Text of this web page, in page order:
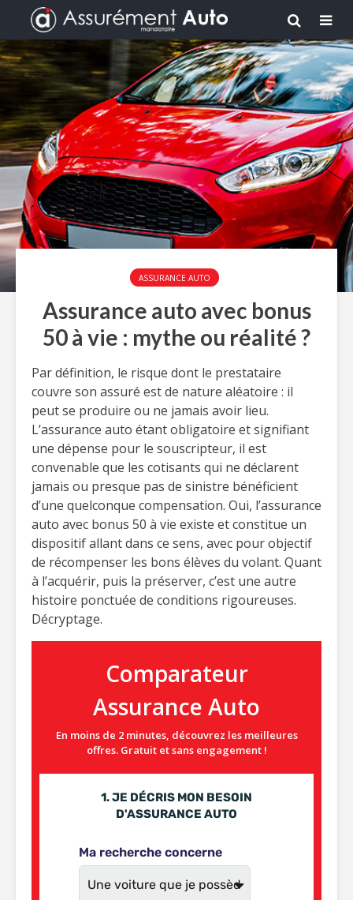
ASSURANCE AUTO
Assurance auto avec bonus
50 à vie : mythe ou réalité ?
Par définition, le risque dont le prestataire
couvre son assuré est de nature aléatoire : il
peut se produire ou ne jamais avoir lieu.
L’assurance auto étant obligatoire et signifiant
une dépense pour le souscripteur, il est
convenable que les cotisants qui ne déclarent
jamais ou presque pas de sinistre bénéficient
d’une quelconque compensation. Oui, l’assurance
auto avec bonus 50 à vie existe et constitue un
dispositif allant dans ce sens, avec pour objectif
de récompenser les bons élèves du volant. Quant
à l’acquérir, puis la préserver, c’est une autre
histoire ponctuée de conditions rigoureuses.
Décryptage.
Comparateur
Assurance Auto
En moins de 2 minutes, découvrez les meilleures
offres. Gratuit et sans engagement !